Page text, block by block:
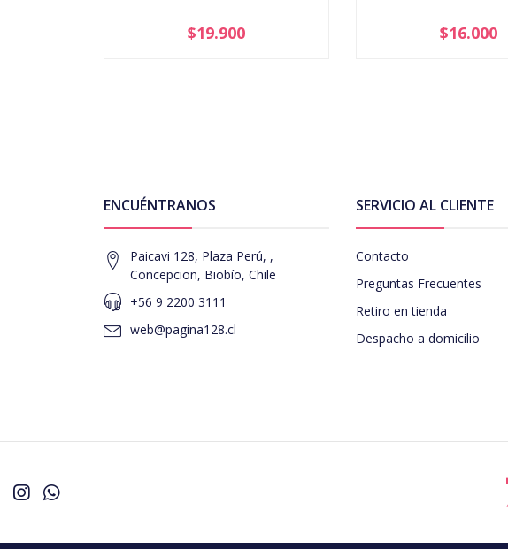
+
$19.900 AGOTADO
$16.000
ENCUÉNTRANOS
Paicavi 128, Plaza Perú, ,
Concepcion, Biobío, Chile
+56 9 2200 3111
web@pagina128.cl
SERVICIO AL CLIENTE
Contacto
Preguntas Frecuentes
Retiro en tienda
Despacho a domicilio